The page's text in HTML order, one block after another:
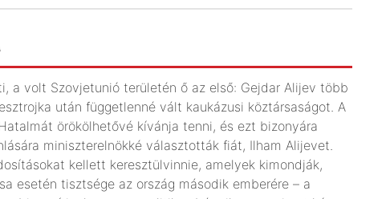
a volt Szovjetunió területén ő az első: Gejdar Alijev több
után függetlenné vált kaukázusi köztársaságot. A
örökölhetővé kívánja tenni, és ezt bizonyára
miniszterelnökké választották fiát, Ilham Alijevet.
kellett keresztülvinnie, amelyek kimondják,
esetén tisztsége az ország második emberére – a